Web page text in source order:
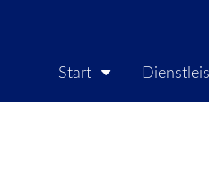
Start